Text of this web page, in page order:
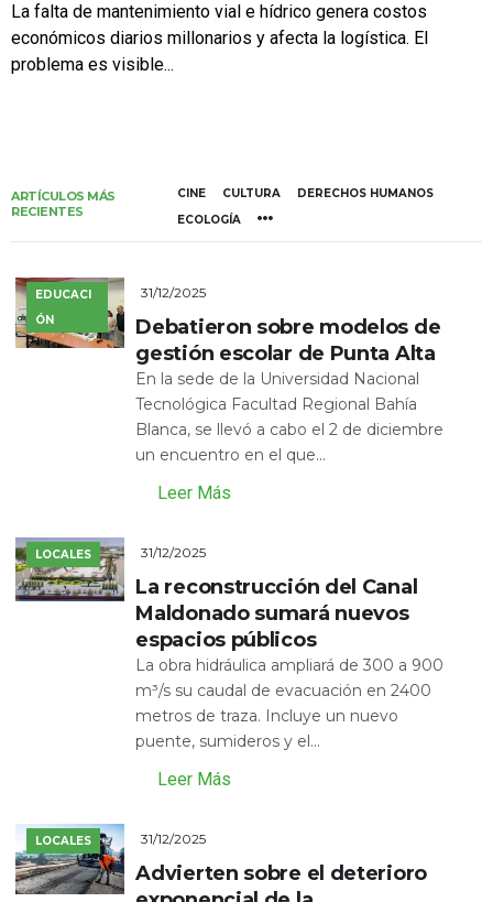
La falta de mantenimiento vial e hídrico genera costos
económicos diarios millonarios y afecta la logística. El
problema es visible...
ARTÍCULOS MÁS
RECIENTES
CINE CULTURA
DERECHOS HUMANOS
ECOLOGÍA
EDUCACI
ÓN
31/12/2025
Debatieron sobre modelos de
gestión escolar de Punta Alta
En la sede de la Universidad Nacional
Tecnológica Facultad Regional Bahía
Blanca, se llevó a cabo el 2 de diciembre
un encuentro en el que...
Leer Más
LOCALES 31/12/2025
La reconstrucción del Canal
Maldonado sumará nuevos
espacios públicos
La obra hidráulica ampliará de 300 a 900
m³/s su caudal de evacuación en 2400
metros de traza. Incluye un nuevo
puente, sumideros y el...
Leer Más
LOCALES 31/12/2025
Advierten sobre el deterioro